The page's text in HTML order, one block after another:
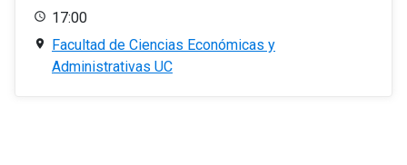
17:00
Facultad de Ciencias Económicas y
Administrativas UC